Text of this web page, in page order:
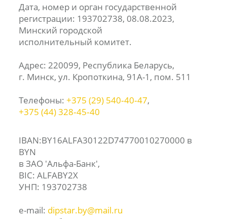
Дата, номер и орган государственной
регистрации: 193702738, 08.08.2023,
Минский городской
исполнительный комитет.
Адрес: 220099, Республика Беларусь,
г. Минск, ул. Кропоткина, 91А-1, пом. 511
Телефоны: +375 (29) 540‑40‑47,
+375 (44) 328‑45‑40
IBAN:BY16ALFA30122D74770010270000 в
BYN
в ЗАО 'Альфа-Банк',
BIC: ALFABY2X
УНП: 193702738
e-mail: dipstar.by@mail.ru